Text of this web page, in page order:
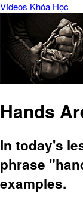
Vídeos Khóa Học
Hands
In today's
phrase
examples.